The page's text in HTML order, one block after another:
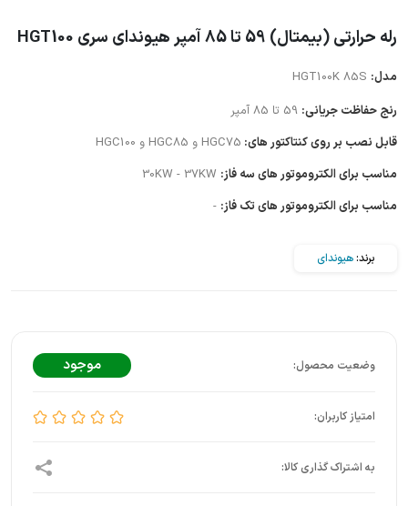
رله حرارتی (بیمتال) 59 تا 85 آمپر هیوندای سری HGT100
مدل:
رنج حفاظت جریانی:
قابل نصب بر روی کنتاکتور های: HGC75 و HGC85 و HGC100
مناسب برای الکتروموتور های سه فاز:
مناسب برای الکتروموتور های تک فاز: -
برند:هیوندای
موجود